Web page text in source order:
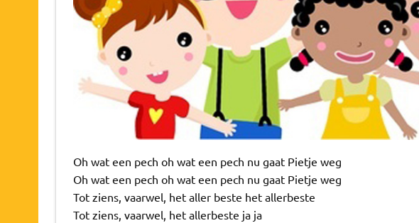
Oh wat een pech oh wat een pech nu gaat Pietje weg
Oh wat een pech oh wat een pech nu gaat Pietje weg
Tot ziens, vaarwel, het aller beste het allerbeste
Tot ziens, vaarwel, het allerbeste ja ja